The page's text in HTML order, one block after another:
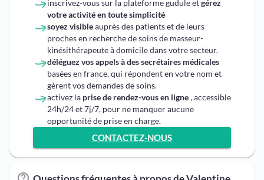
inscrivez-vous sur la plateforme gudule etgérez
votre activité en toute simplicité
soyez visibleauprès des patients et de leurs
proches en recherche de soins de masseur-
kinésithérapeute à domicile dans votre secteur.
déléguez vos appels à des secrétaires médicales
basées en france, qui répondent en votre nom et
gèrent vos demandes de soins.
activez la prise de rendez-vous en ligne, accessible
24h/24 et 7j/7, pour ne manquer aucune
opportunité de prise en charge.
CONTACTEZ-NOUS